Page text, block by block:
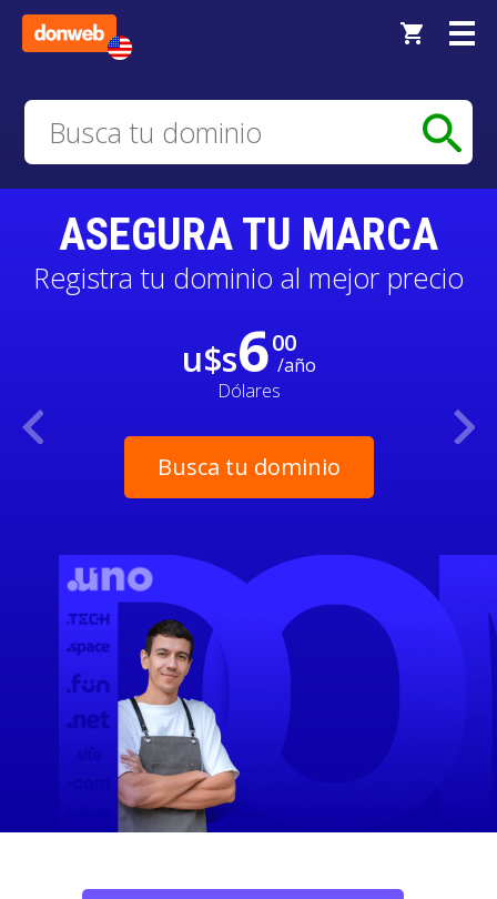
ASEGURA TU MARCA
Registra tu dominio al mejor precio
u$s600
/año
Dólares
Busca tu dominio